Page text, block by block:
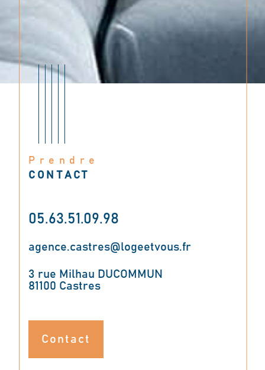
Prendre
CONTACT
05.63.51.09.98
agence.castres@logeetvous.fr
3 rue Milhau DUCOMMUN
81100
Castres
Contact